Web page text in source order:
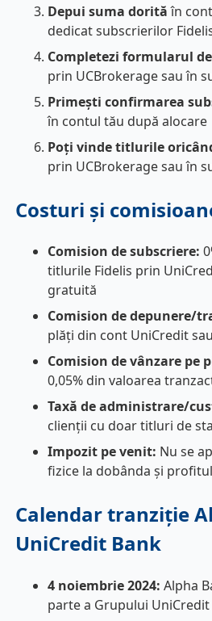
Depui suma dorităîn
dedicat subscrierilor
Completezi formularul
prin UCBrokerage sau în
Primești confirmarea
în contul tău după alocare
Poți vinde titlurile
prin UCBrokerage sau în
Costuri și
Comision de subscriere:
titlurile Fidelis prin
gratuită
Comision de depunere/
plăți din cont UniCredit
Comision de vânzare pe
0,05% din valoarea
Taxă de administrare/
clienții cu doar titluri de
Impozit pe venit: Nu se
fizice la dobânda și
Calendar tranziție
UniCredit Bank
4 noiembrie 2024: Alpha
parte a Grupului UniCredit